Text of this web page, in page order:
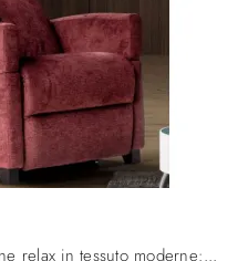
Scopri la nostra linea di Poltrone relax in tessuto moderne: scegli il modello Rocky di Spaziorelax con movimento relax.